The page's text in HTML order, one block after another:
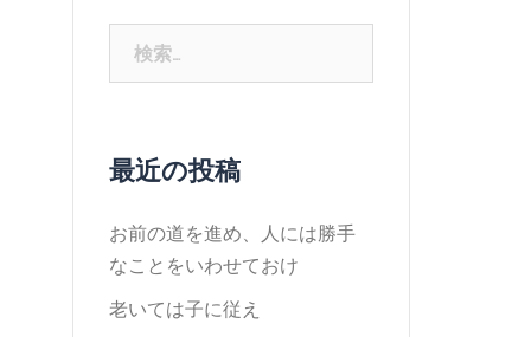
最近の投稿
お前の道を進め、人には勝手
なことをいわせておけ
老いては子に従え